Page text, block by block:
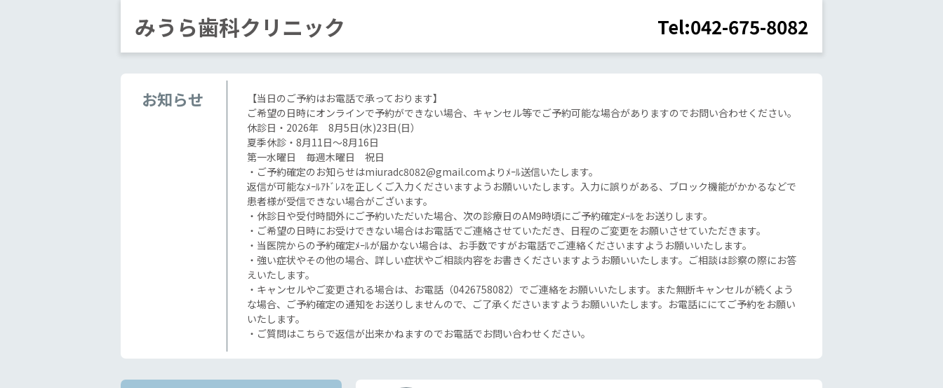
みうら歯科クリニック Tel:042-675-8082
お知らせ
【当日のご予約はお電話で承っております】
ご希望の日時にオンラインで予約ができない場合、キャンセル等でご予約可能な場合がありますのでお問い合わせください。
休診日・2026年 8月5日(水)23日(日）
夏季休診・8月11日～8月16日
第一水曜日 毎週木曜日 祝日
・ご予約確定のお知らせはmiuradc8082@gmail.comよりﾒｰﾙ送信いたします。
返信が可能なﾒｰﾙｱﾄﾞﾚｽを正しくご入力くださいますようお願いいたします。入力に誤りがある、ブロック機能がかかるなどで
患者様が受信できない場合がございます。
・休診日や受付時間外にご予約いただいた場合、次の診療日のAM9時頃にご予約確定ﾒｰﾙをお送りします。
・ご希望の日時にお受けできない場合はお電話でご連絡させていただき、日程のご変更をお願いさせていただきます。
・当医院からの予約確定ﾒｰﾙが届かない場合は、お手数ですがお電話でご連絡くださいますようお願いいたします。
・強い症状やその他の場合、詳しい症状やご相談内容をお書きくださいますようお願いいたします。ご相談は診察の際にお答
えいたします。
・キャンセルやご変更される場合は、お電話（0426758082）でご連絡をお願いいたします。また無断キャンセルが続くよう
な場合、ご予約確定の通知をお送りしませんので、ご了承くださいますようお願いいたします。お電話ににてご予約をお願い
いたします。
・ご質問はこちらで返信が出来かねますのでお電話でお問い合わせください。